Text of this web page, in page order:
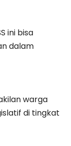
ini bisa
dalam
warga
di tingkat